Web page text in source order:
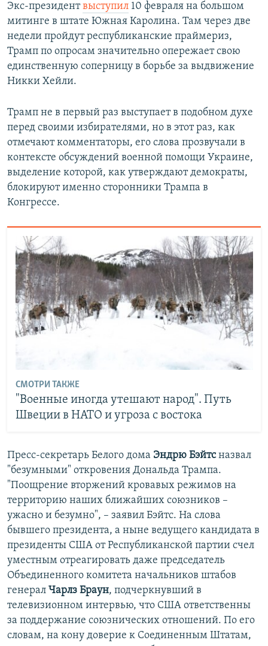
Экс-президентвыступил 10 февраля на большом
митинге в штате Южная Каролина. Там через две
недели пройдут республиканские праймериз,
Трамп по опросам значительно опережает свою
единственную соперницу в борьбе за выдвижение
Никки Хейли.
Трамп не в первый раз выступает в подобном духе
перед своими избирателями, но в этот раз, как
отмечают комментаторы, его слова прозвучали в
контексте обсуждений военной помощи Украине,
выделение которой, как утверждают демократы,
блокируют именно сторонники Трампа в
Конгрессе.
СМОТРИ ТАКЖЕ
"Военные иногда утешают народ". Путь
Швеции в НАТО и угроза с востока
Пресс-секретарь Белого дома Эндрю Бэйтсназвал
"безумными" откровения Дональда Трампа.
"Поощрение вторжений кровавых режимов на
территорию наших ближайших союзников –
ужасно и безумно", – заявил Бэйтс. На слова
бывшего президента, а ныне ведущего кандидата в
президенты США от Республиканской партии счел
уместным отреагировать даже председатель
Объединенного комитета начальников штабов
генерал Чарлз Браун, подчеркнувший в
телевизионном интервью, что США ответственны
за поддержание союзнических отношений. По его
словам, на кону доверие к Соединенным Штатам,